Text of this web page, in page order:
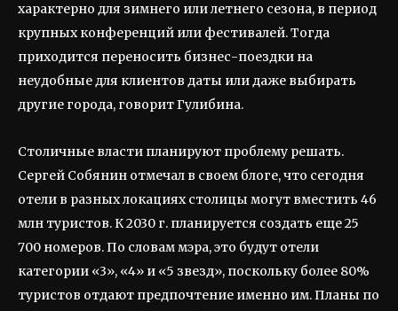
характерно для зимнего или летнего сезона, в период
крупных конференций или фестивалей. Тогда
приходится переносить бизнес-поездки на
неудобные для клиентов даты или даже выбирать
другие города, говорит Гулибина.
Столичные власти планируют проблему решать.
Сергей Собянин отмечал в своем блоге, что сегодня
отели в разных локациях столицы могут вместить 46
млн туристов. К 2030 г. планируется создать еще 25
700 номеров. По словам мэра, это будут отели
категории «3», «4» и «5 звезд», поскольку более 80%
туристов отдают предпочтение именно им. Планы по